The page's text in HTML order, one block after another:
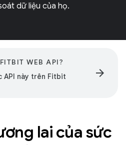
dữ liệu của họ.
WEB API?
API này trên Fitbit
arrow_forward
lai của sức